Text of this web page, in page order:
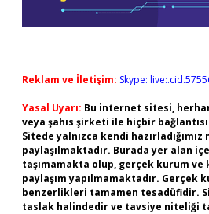
Reklam ve İletişim: Skype:
Yasal Uyarı: Bu internet sitesi,
veya şahıs şirketi ile hiçbir
Sitede yalnızca kendi
paylaşılmaktadır. Burada yer alan
taşımamakta olup, gerçek kurum ve
paylaşım yapılmamaktadır. Gerçek
benzerlikleri tamamen tesadüfidir.
taslak halindedir ve tavsiye niteliği